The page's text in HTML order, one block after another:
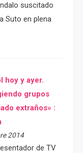
suscitado
Suto en plena
hoy y ayer.
grupos
extraños» :
2014
de TV